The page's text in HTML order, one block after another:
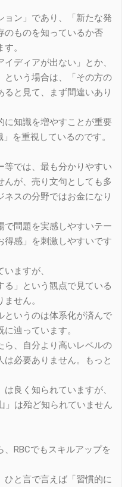
ョン」であり、「新たな発
のものを知っているか否
。
ディアが出ない」とか、
という場合は、「その方の
と見て、まず間違いあり
に知識を増やすことが重要
を重視しているのです。
等では、最も分かりやすい
んが、売り文句としても多
スの分野ではお金になり
で問題を実感しやすいテー
得感」を刺激しやすいです
ますが、
」という観点で見ている
せん。
というのは体系化が済んで
辿っています。
ら、自分より高いレベルの
は必要ありません。もっと
良く知られていますが、
」は殆ど知られていません
RBCでもスキルアップを
ひと言で言えば「習慣的に